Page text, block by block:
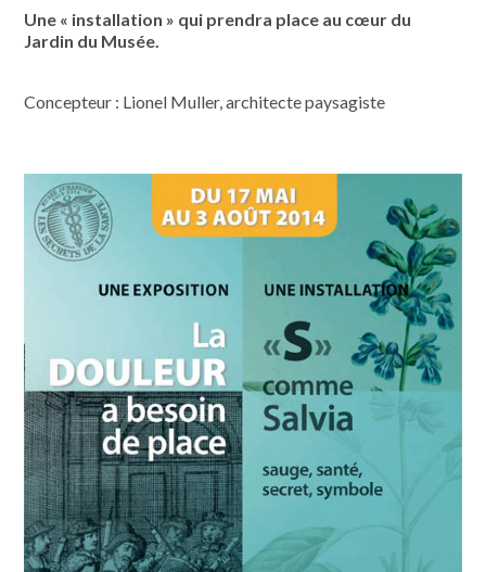
Une « installation » qui prendra place au cœur du
Jardin du Musée.
Concepteur : Lionel Muller, architecte paysagiste